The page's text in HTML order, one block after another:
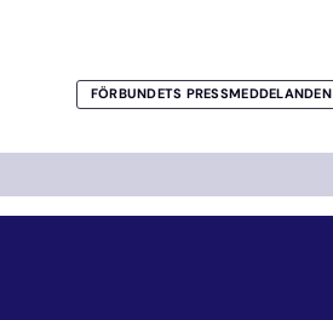
FÖRBUNDETS PRESSMEDDELANDEN